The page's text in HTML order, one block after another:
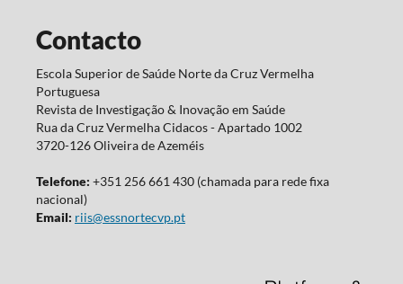
Contacto
Escola Superior de Saúde Norte da Cruz Vermelha
Portuguesa
Revista de Investigação & Inovação em Saúde
Rua da Cruz Vermelha Cidacos - Apartado 1002
3720-126 Oliveira de Azeméis
Telefone: +351 256 661 430 (chamada para rede fixa
nacional)
Email: riis@essnortecvp.pt